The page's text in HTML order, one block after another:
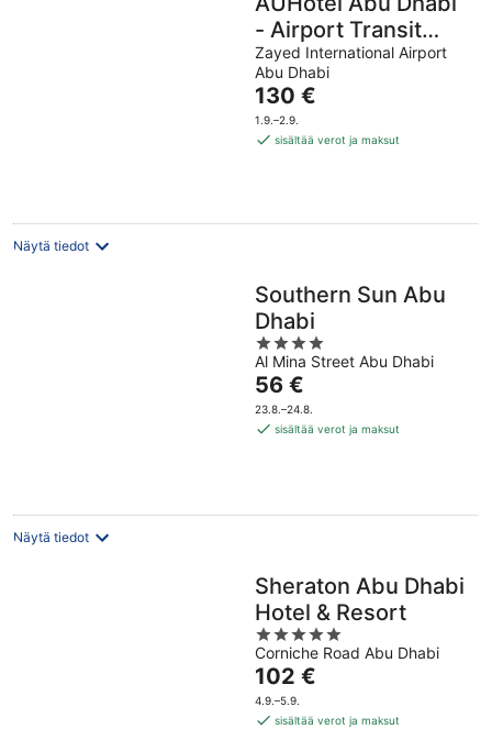
- Airport Transit
Hotel
Zayed International Airport
Abu Dhabi
Hinta
on
130 €
130 €
1.9.–2.9.
sisältää verot ja maksut
Näytä tiedot
Southern Sun Abu
Dhabi
4
out
of
5
Al Mina Street Abu Dhabi
Hinta
on
56 €
56 €
23.8.–24.8.
sisältää verot ja maksut
Näytä tiedot
Sheraton Abu Dhabi
Hotel & Resort
5
out
of
5
Corniche Road Abu Dhabi
Hinta
on
102 €
102 €
4.9.–5.9.
sisältää verot ja maksut